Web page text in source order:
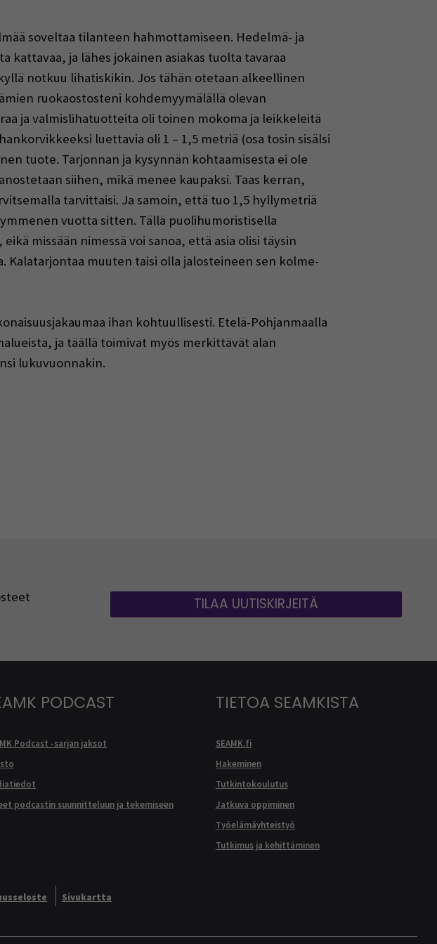
soveltaa tilanteen hahmottamiseen. Hedelmä- ja
kattavaa, ja lähes jokainen asiakas tuolta tavaraa
notkuu lihatiskikin. Jos tähän otetaan alkeellinen
ruokaostosteni kohdemyymälällä olevan
ja valmislihatuotteita oli toinen mokoma ja leikkeleitä
luettavia oli 1 – 1,5 metriä (osa tosin sisälsi
tuote. Tarjonnan ja kysynnän kohtaamisesta ei ole
siihen, mikä menee kaupaksi. Taas kerran,
tarvittaisi. Ja samoin, että tuo 1,5 hyllymetriä
vuotta sitten. Tällä puolihumoristisella
missään nimessä voi sanoa, että asia olisi täysin
muuten taisi olla jalosteineen sen kolme-
ihan kohtuullisesti. Etelä-Pohjanmaalla
ja täällä toimivat myös merkittävät alan
lukuvuonnakin.
TILAA UUTISKIRJEITÄ
PODCAST
Podcast -sarjan jaksot
podcastin suunnitteluun ja tekemiseen
TIETOA SEAMKISTA
SEAMK.fi
Hakeminen
Tutkintokoulutus
Jatkuva oppiminen
Työelämäyhteistyö
Tutkimus ja kehittäminen
Sivukartta